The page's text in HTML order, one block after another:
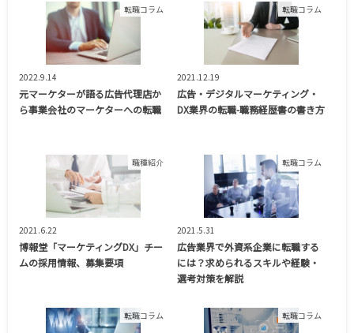
転職コラム
2022.9.14
元マーケターが語る広告代理店か
ら事業会社のマーケターへの転職
転職コラム
2021.12.19
広告・デジタルマーケティング・
DX業界の転職-職務経歴書の書き方
職種紹介
2021.6.22
博報堂「マーケティングDX」チー
ムの採用情報、募集要項
転職コラム
2021.5.31
広告業界で外資系企業に転職する
には？求められるスキルや経験・
選考対策を解説
転職コラム 転職コラム